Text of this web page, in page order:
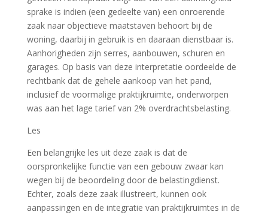
sprake is indien (een gedeelte van) een onroerende
zaak naar objectieve maatstaven behoort bij de
woning, daarbij in gebruik is en daaraan dienstbaar is.
Aanhorigheden zijn serres, aanbouwen, schuren en
garages. Op basis van deze interpretatie oordeelde de
rechtbank dat de gehele aankoop van het pand,
inclusief de voormalige praktijkruimte, onderworpen
was aan het lage tarief van 2% overdrachtsbelasting.
Les
Een belangrijke les uit deze zaak is dat de
oorspronkelijke functie van een gebouw zwaar kan
wegen bij de beoordeling door de belastingdienst.
Echter, zoals deze zaak illustreert, kunnen ook
aanpassingen en de integratie van praktijkruimtes in de